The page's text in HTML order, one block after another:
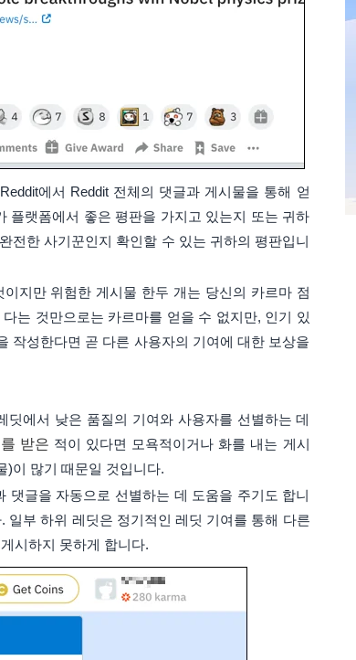
에서 Reddit 전체의 댓글과 게시물을 통해 얻
플랫폼에서 좋은 평판을 가지고 있는지 또는 귀하
전한 사기꾼인지 확인할 수 있는 귀하의 평판입니
지만 위험한 게시물 한두 개는 당신의 카르마 점
는 것만으로는 카르마를 얻을 수 없지만, 인기 있
작성한다면 곧 다른 사용자의 기여에 대한 보상을
에서 낮은 품질의 기여와 사용자를 선별하는 데
받은 적이 있다면 모욕적이거나 화를 내는 게시
)이 많기 때문일 것입니다.
댓글을 자동으로 선별하는 데 도움을 주기도 합니
일부 하위 레딧은 정기적인 레딧 기여를 통해 다른
시하지 못하게 합니다.